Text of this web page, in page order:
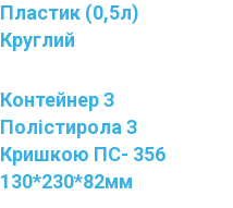
Пластик (0,5л)
Круглий
Контейнер З
Полістирола З
Кришкою ПС- 356
130*230*82мм